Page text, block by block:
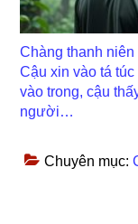
Chàng thanh
Cậu xin vào tá
vào trong, cậu
người…
Chuyên mục: